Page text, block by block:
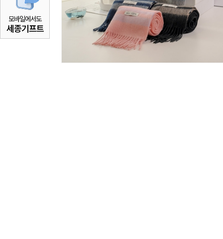
모바일에서도
세종기프트